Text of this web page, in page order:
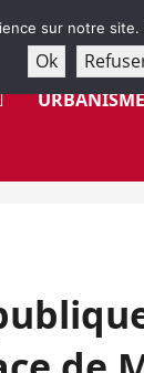
URBANISME
sur notre
Ok